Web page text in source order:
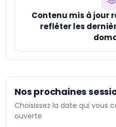
Contenu mis à jour
refléter les
Nos prochaines
Choisissez la date qui vous
ouverte